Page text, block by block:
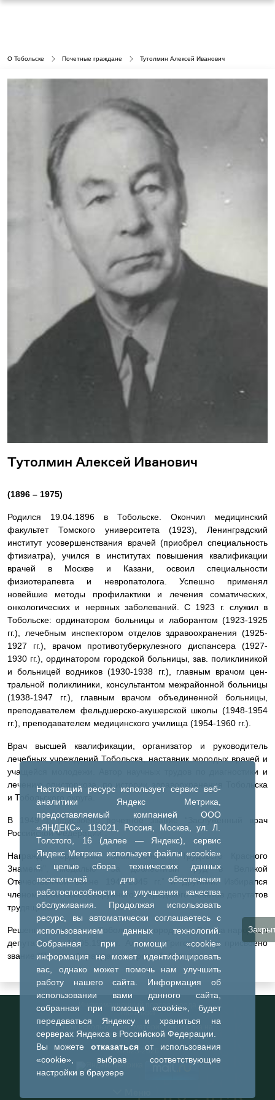
Настоящий ресурс использует сервис веб-
аналитики Яндекс Метрика,
предоставляемый компанией ООО
«ЯНДЕКС», 119021, Россия, Москва, ул. Л.
Толстого, 16 (далее — Яндекс), сервис
Яндекс Метрика использует файлы «cookie»
с целью сбора технических данных
посетителей для обеспечения
работоспособности и улучшения качества
обслуживания. Продолжая использовать
ресурс, вы автоматически соглашаетесь с
использованием данных технологий.
Собранная при помощи «cookie»
информация не может идентифицировать
вас, однако может помочь нам улучшить
работу нашего сайта. Информация об
использовании вами данного сайта,
собранная при помощи «cookie», будет
передаваться Яндексу и храниться на
серверах Яндекса в Российской Федерации.
Вы можете отказатьсяот использования
«cookie», выбрав соответствующие
настройки в браузере
О Тобольске Почетные граждане Тутолмин Алексей Иванович
Тутолмин Алексей Иванович
(1896 – 1975)
Родился 19.04.1896 в Тобольске. Окончил медицинский
факультет Томского университета (1923), Ленинградский
институт усовершенствания врачей (приобрел специальность
фтизиатра), учился в институтах повышения квалификации
врачей в Москве и Казани, освоил специальности
физиотерапевта и невропатолога. Успешно применял
новейшие методы профилактики и лечения соматических,
онкологических и нервных заболеваний. С 1923 г. служил в
Тобольске: ординатором больни­цы и лаборантом (1923-1925
гг.), лечебным инспектором отделов здравоохранения (1925-
1927 гг.), вра­чом противотуберкулезного диспансера (1927-
1930 гг.), ординатором городской больницы, зав. поликлиникой
и больницей водников (1930-1938 гг.), главным врачом цен­
тральной поликлиники, консультантом межрайонной больницы
(1938-1947 гг.), главным врачом объединенной больницы,
преподавателем фельдшерско-акушерской школы (1948-1954
гг.), преподавателем медицинского учи­лища (1954-1960 гг.).
Врач высшей квалификации, организатор и руково­дитель
лечебных учреждений Тобольска, наставник мо­лодых врачей и
учащейся молодежи. Автор научных тру­дов по диагностики и
лечению описторхоза, по истории здравоохранения Тобольска
и Тобольского округа.
В 1949 г. присвоено почетное звание “Заслуженный врач
Российской Федерации”.
Награжден орденами “Знак Почета”, “Трудового Крас­ного
Знамени”, медалью “За доблестный труд в Великой
Отечественной войне 1941-1945 гг.” и другими. Избирался
членом Тобольс­кого окружного и городского Советов депутатов
трудя­щихся.
Решением исполкома Тобольского городского Совета народных
депутатов от 16.05.1966 г. Алексею Григорьевичу присвоено
звание “Почетный гражданин города Тобольска”.
Информационный портал города
Тобольска
При использовании материалов ссылка на
портал обязательна
©2023-2026